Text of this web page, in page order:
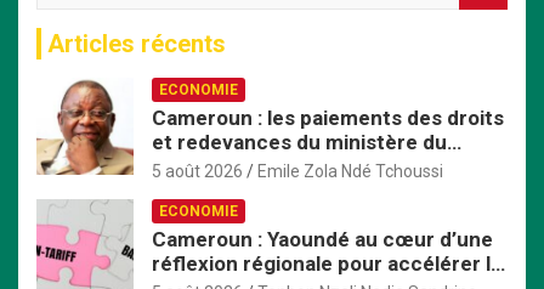
h
e
r
Articles récents
ECONOMIE
Cameroun : les paiements des droits
et redevances du ministère du
Commerce passent exclusivement
5 août 2026 Emile Zola Ndé Tchoussi
ECONOMIE
Cameroun : Yaoundé au cœur d’une
réflexion régionale pour accélérer la